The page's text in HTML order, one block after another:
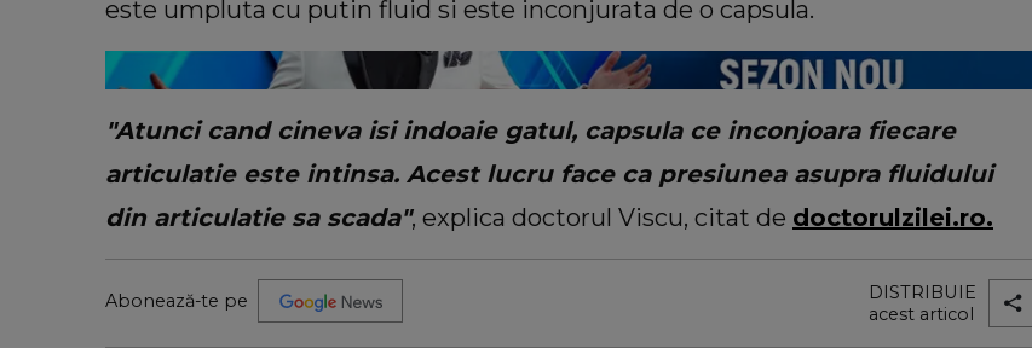
este umpluta cu putin fluid si este inconjurata de o capsula.
"Atunci cand cineva isi indoaie gatul, capsula ce inconjoara fiecare
articulatie este intinsa. Acest lucru face ca presiunea asupra fluidului
din articulatie sa scada", explica doctorul Viscu, citat de doctorulzilei.ro.
Abonează-te pe
DISTRIBUIE
acest articol
cadavrul!”